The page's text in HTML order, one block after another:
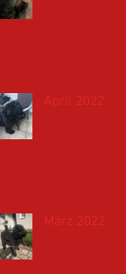
April 2022
März 2022